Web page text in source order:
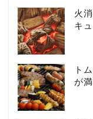
火
キ
ト
が